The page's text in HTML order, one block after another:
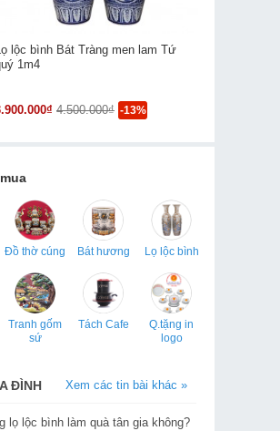
lộc bình Bát Tràng men lam Tứ
1m4
4.500.000₫ -13%
Đồ thờ cúng Bát hương Lọ lộc bình
Tranh gốm
sứ
Tách Cafe
Q.tặng in
logo
ĐÌNH Xem các tin bài khác »
lọ lộc bình làm quà tân gia không?